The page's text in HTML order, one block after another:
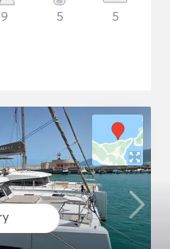
9 5 5